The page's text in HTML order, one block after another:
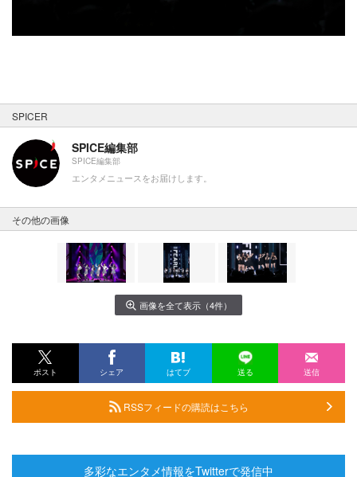
SPICER
SPICE編集部
SPICE編集部
エンタメニュースをお届けします。
その他の画像
画像を全て表示（4件）
ポスト シェア はてブ 送る 送信
RSSフィードの購読はこちら
多彩なエンタメ情報をTwitterで発信中